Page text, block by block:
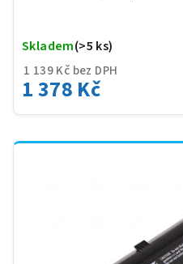
1 139 Kč bez DPH
1 378 Kč
Skladem(>5 ks)